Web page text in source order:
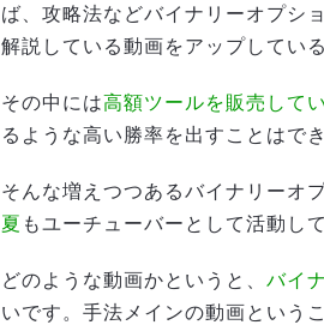
ば、攻略法などバイナリーオプシ
解説している動画をアップしてい
その中には高額ツールを販売して
るような高い勝率を出すことはでき
そんな増えつつあるバイナリーオ
夏 もユーチューバーとして活動し
どのような動画かというと、 バイ
いです。手法メインの動画という